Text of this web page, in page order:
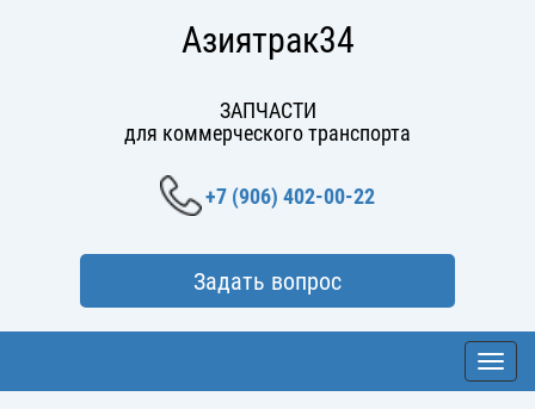
Азиятрак34
ЗАПЧАСТИ
для коммерческого транспорта
+7 (906) 402-00-22
Задать вопрос